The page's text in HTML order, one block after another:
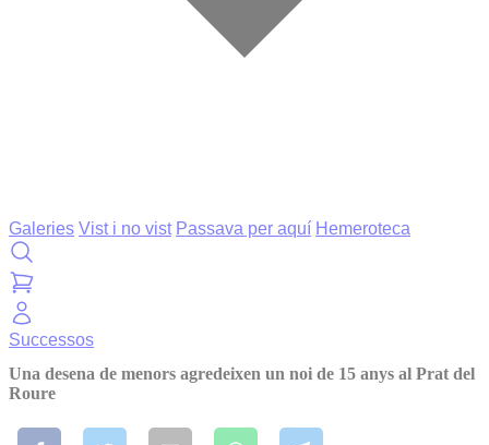
Galeries Vist i no vist Passava per aquí Hemeroteca
Successos
Una desena de menors agredeixen un noi de 15 anys al Prat del
Roure